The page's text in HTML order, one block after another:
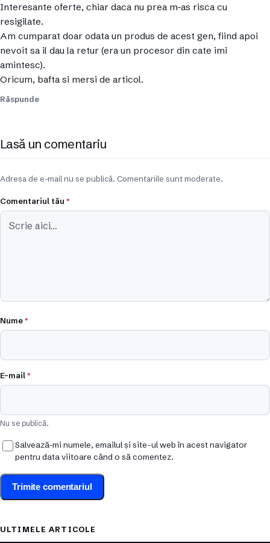
Interesante oferte, chiar daca nu prea m-as risca cu
resigilate.
Am cumparat doar odata un produs de acest gen, fiind apoi
nevoit sa il dau la retur (era un procesor din cate imi
amintesc).
Oricum, bafta si mersi de articol.
Răspunde
Lasă un comentariu
Adresa de e-mail nu se publică. Comentariile sunt moderate.
Comentariul tău *
Nume*
E-mail*
Nu se publică.
Salvează-mi numele, emailul și site-ul web în acest navigator
pentru data viitoare când o să comentez.
ULTIMELE ARTICOLE